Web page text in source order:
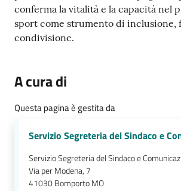
conferma la vitalità e la capacità nel
sport come strumento di inclusione,
condivisione.
A cura di
Questa pagina è gestita da
Servizio Segreteria del Sindaco e
Servizio Segreteria del Sindaco e
Via per Modena, 7
41030Bomporto MO